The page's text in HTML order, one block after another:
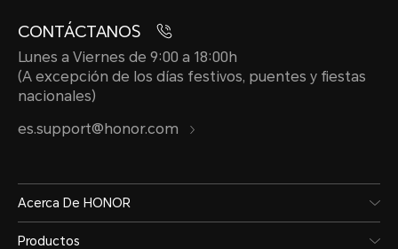
CONTÁCTANOS
Lunes a Viernes de 9:00 a 18:00h
(A excepción de los días festivos, puentes y fiestas
nacionales)
es.support@honor.com
Acerca De HONOR
Productos